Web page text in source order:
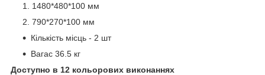
1480*480*100 мм
790*270*100 мм
Кількість місць - 2 шт
Вагас 36.5 кг
Доступно в 12 кольорових виконаннях